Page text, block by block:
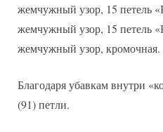
жемчужный узор, 15 петель
жемчужный узор, 15 петель
жемчужный узор, кромочная.
Благодаря убавкам внутри
(91) петли.